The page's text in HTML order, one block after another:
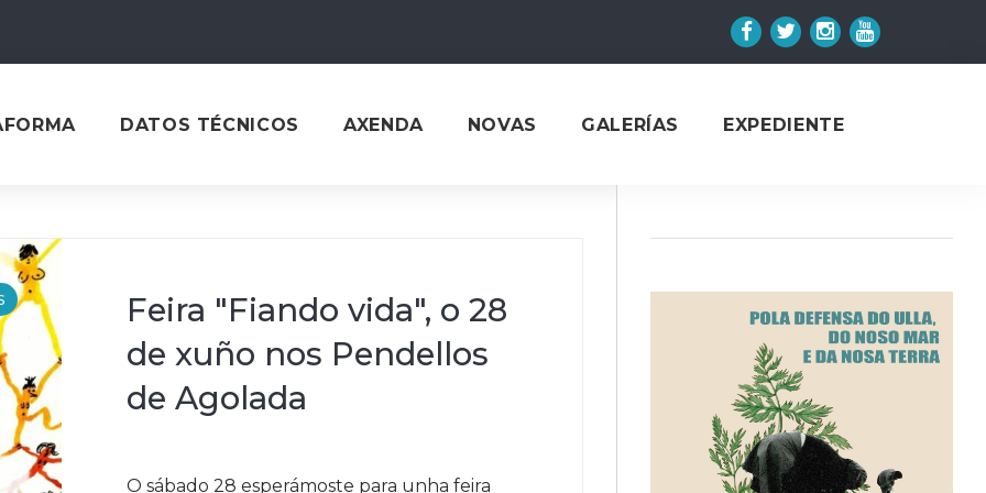
Facebook
TwitterInstagram
YouTube
DATOS TÉCNICOS AXENDA NOVAS GALERÍAS EXPEDIENTE
Feira "Fiando vida", o 28
de xuño nos Pendellos
de Agolada
O sábado 28 esperámoste para unha feira